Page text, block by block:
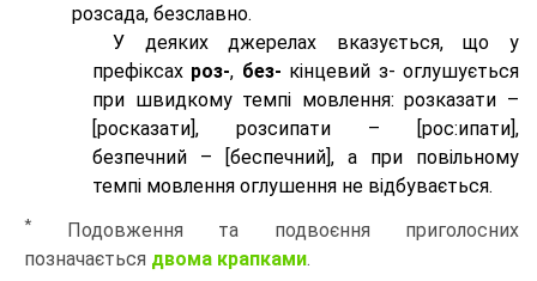
розсада, безславно.
У деяких джерелах вказується, що у
префіксах роз-, без- кінцевий з- оглушується
при швидкому темпі мовлення: розказати –
[росказати], розсипати – [роc:ипати],
безпечний – [беспечний], а при повільному
темпі мовлення оглушення не відбувається.
*
Подовження та подвоєння приголосних
позначається двома крапками.